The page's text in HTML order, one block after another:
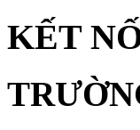
KẾT